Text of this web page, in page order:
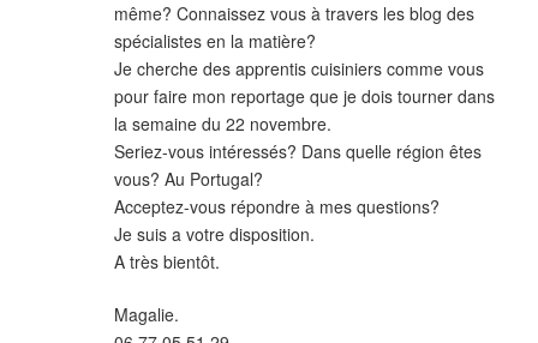
même? Connaissez vous à travers les blog des
spécialistes en la matière?
Je cherche des apprentis cuisiniers comme vous
pour faire mon reportage que je dois tourner dans
la semaine du 22 novembre.
Seriez-vous intéressés? Dans quelle région êtes
vous? Au Portugal?
Acceptez-vous répondre à mes questions?
Je suis a votre disposition.
A très bientôt.
Magalie.